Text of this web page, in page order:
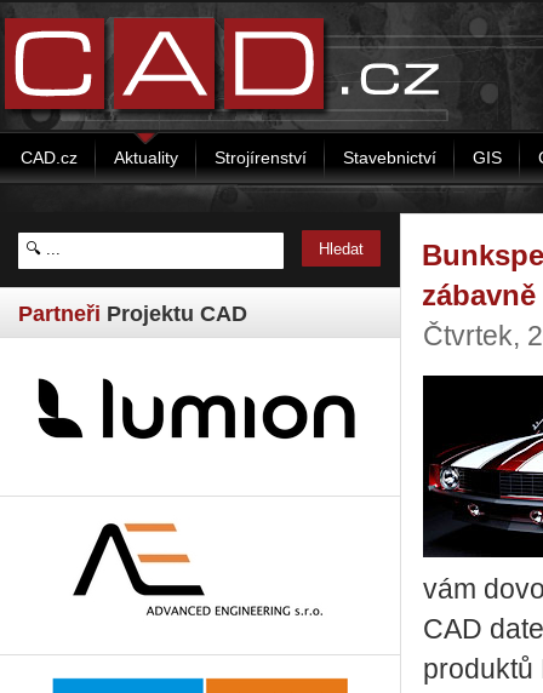
CAD.cz Aktuality Strojírenství Stavebnictví GIS
Partneři Projektu CAD
zábavně
Čtvrtek,
vám
CAD
produktů